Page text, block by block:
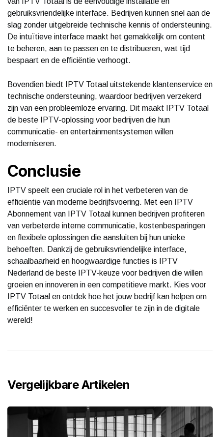
gebruiksvriendelijke interface. Bedrijven kunnen snel aan de
slag zonder uitgebreide technische kennis of ondersteuning.
De intuïtieve interface maakt het gemakkelijk om content
te beheren, aan te passen en te distribueren, wat tijd
bespaart en de efficiëntie verhoogt.
Bovendien biedt IPTV Totaal uitstekende klantenservice en
technische ondersteuning, waardoor bedrijven verzekerd
zijn van een probleemloze ervaring. Dit maakt IPTV Totaal
de beste IPTV-oplossing voor bedrijven die hun
communicatie- en entertainmentsystemen willen
moderniseren.
Conclusie
IPTV speelt een cruciale rol in het verbeteren van de
efficiëntie van moderne bedrijfsvoering. Met een IPTV
Abonnement van IPTV Totaal kunnen bedrijven profiteren
van verbeterde interne communicatie, kostenbesparingen
en flexibele oplossingen die aansluiten bij hun unieke
behoeften. Dankzij de gebruiksvriendelijke interface,
schaalbaarheid en hoogwaardige functies is IPTV
Nederland de beste IPTV-keuze voor bedrijven die willen
groeien en innoveren in een competitieve markt. Kies voor
IPTV Totaal en ontdek hoe het jouw bedrijf kan helpen om
efficiënter te werken en succesvoller te zijn in de digitale
wereld!
Vergelijkbare Artikelen